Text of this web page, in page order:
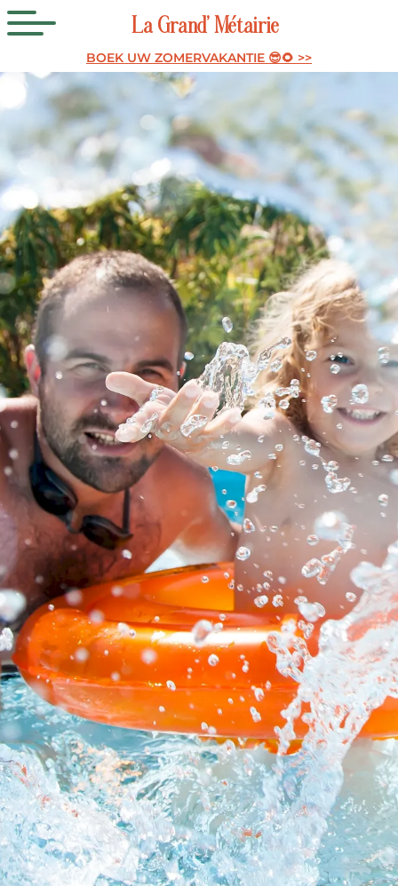
BOEK UW ZOMERVAKANTIE 😎🌻 >>
LaGrand’Métairie